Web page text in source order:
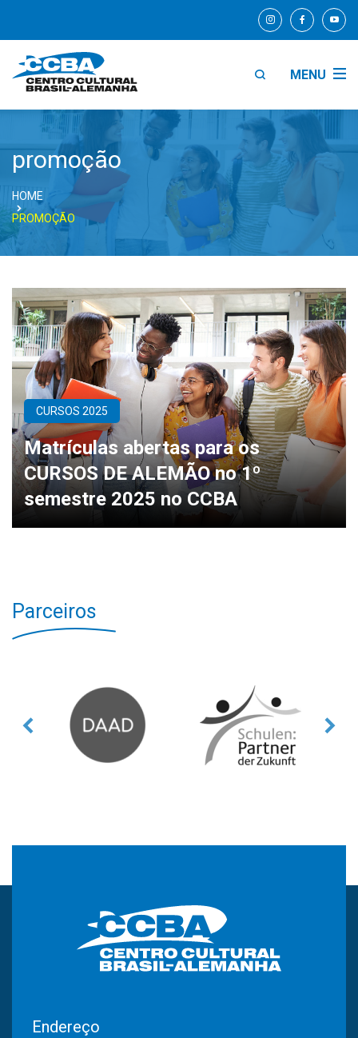
MENU
promoção
HOME
PROMOÇÃO
CURSOS 2025
Matrículas abertas para os
CURSOS DE ALEMÃO no 1º
semestre 2025 no CCBA
Parceiros
Endereço